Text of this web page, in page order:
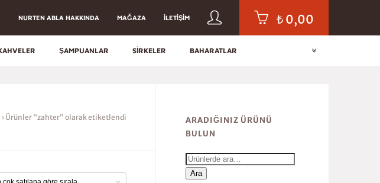
NURTEN ABLA HAKKINDA MAĞAZA İLETIŞIM ₺ 0,00
ŞAMPUANLAR SIRKELER BAHARATLAR
Ürünler “zahter” olarak etiketlendi
ARADIĞINIZ ÜRÜNÜ
BULUN
Ara